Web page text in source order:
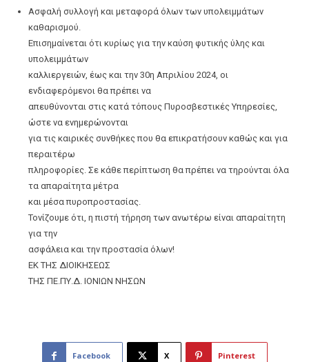
Ασφαλή συλλογή και μεταφορά όλων των υπολειμμάτων
καθαρισμού.
Επισημαίνεται ότι κυρίως για την καύση φυτικής ύλης και
υπολειμμάτων
καλλιεργειών, έως και την 30η Απριλίου 2024, οι
ενδιαφερόμενοι θα πρέπει να
απευθύνονται στις κατά τόπους Πυροσβεστικές Υπηρεσίες,
ώστε να ενημερώνονται
για τις καιρικές συνθήκες που θα επικρατήσουν καθώς και για
περαιτέρω
πληροφορίες. Σε κάθε περίπτωση θα πρέπει να τηρούνται όλα
τα απαραίτητα μέτρα
και μέσα πυροπροστασίας.
Τονίζουμε ότι, η πιστή τήρηση των ανωτέρω είναι απαραίτητη
για την
ασφάλεια και την προστασία όλων!
ΕΚ ΤΗΣ ΔΙΟΙΚΗΣΕΩΣ
ΤΗΣ ΠΕ.ΠΥ.Δ. ΙΟΝΙΩΝ ΝΗΣΩΝ
Facebook X Pinterest